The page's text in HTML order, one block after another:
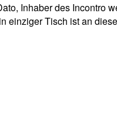
Inhaber des Incontro
Tisch ist an